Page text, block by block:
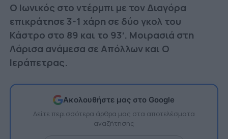
Ο Ιωνικός στο ντέρμπι με τον Διαγόρα
επικράτησε 3-1 χάρη σε δύο γκολ του
Κάστρο στο 89 και το 93′. Μοιρασιά στη
Λάρισα ανάμεσα σε Απόλλων και Ο
Ιεράπετρας.
Ακολουθήστε μας στο Google
Δείτε περισσότερα άρθρα μας στα αποτελέσματα
αναζήτησης